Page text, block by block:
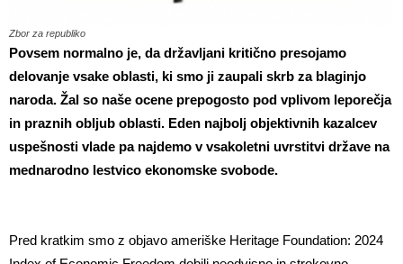
Zbor za republiko
Povsem normalno je, da državljani kritično presojamo
delovanje vsake oblasti, ki smo ji zaupali skrb za blaginjo
naroda. Žal so naše ocene prepogosto pod vplivom leporečja
in praznih obljub oblasti. Eden najbolj objektivnih kazalcev
uspešnosti vlade pa najdemo v vsakoletni uvrstitvi države na
mednarodno lestvico ekonomske svobode.
Pred kratkim smo z objavo ameriške Heritage Foundation: 2024